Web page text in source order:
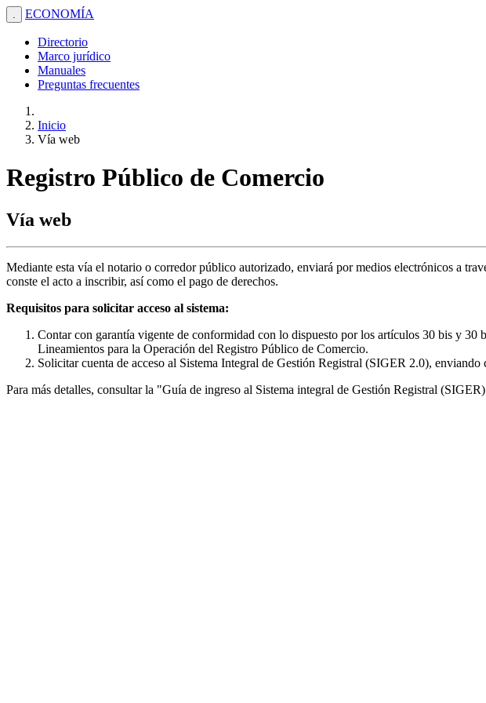
. ECONOMÍA
Directorio
Marco jurídico
Manuales
Preguntas frecuentes
Inicio
Vía web
Registro Público de Comercio
Vía web
Mediante esta vía el notario o corredor público autorizado, enviará por medios electrónicos a
conste el acto a inscribir, así como el pago de derechos.
Requisitos para solicitar acceso al sistema:
Contar con garantía vigente de conformidad con lo dispuesto por los artículos 30 bis y
Lineamientos para la Operación del Registro Público de Comercio.
Solicitar cuenta de acceso al Sistema Integral de Gestión Registral (SIGER 2.0), enviando
Para más detalles, consultar la "Guía de ingreso al Sistema integral de Gestión Registral